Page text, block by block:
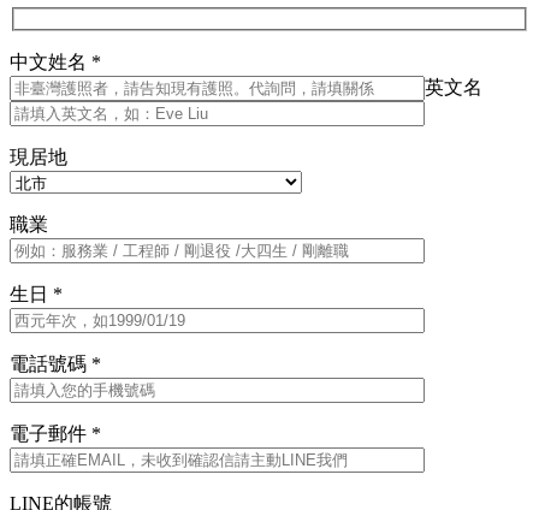
中文姓名 *
英文名
現居地
職業
生日 *
電話號碼 *
電子郵件 *
LINE的帳號